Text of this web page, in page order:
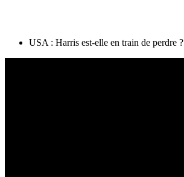
USA : Harris est-elle en train de perdre ?